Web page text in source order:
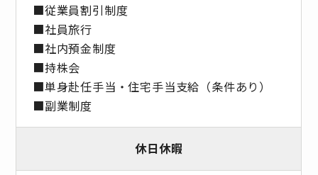
■従業員割引制度
■社員旅⾏
■社内預⾦制度
■持株会
■単身赴任手当・住宅手当支給（条件あり）
■副業制度
休日休暇